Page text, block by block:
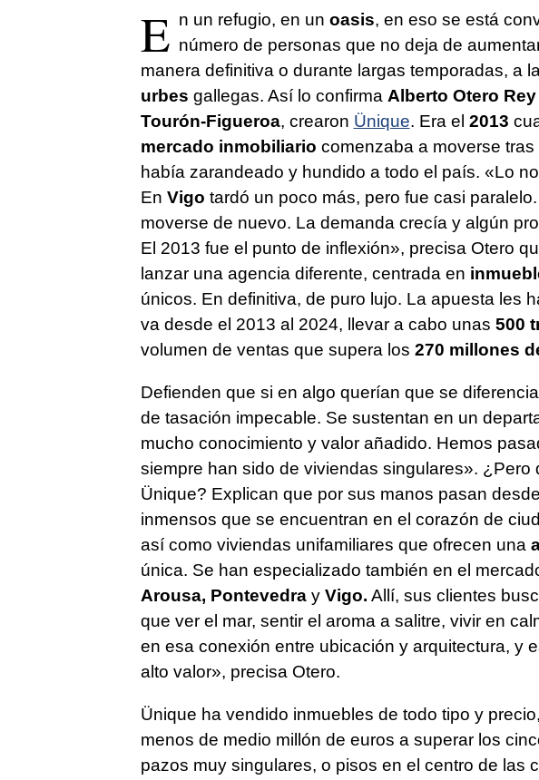
E n un refugio, en un oasis, en eso se está
número de personas que no deja de
manera definitiva o durante largas temporadas, a
urbes gallegas. Así lo confirma Alberto Otero Rey
Tourón-Figueroa, crearon Ünique. Era el 2013
mercado inmobiliario comenzaba a moverse
había zarandeado y hundido a todo el país. «Lo
En Vigo tardó un poco más, pero fue casi
moverse de nuevo. La demanda crecía y algún
El 2013 fue el punto de inflexión», precisa Otero
lanzar una agencia diferente, centrada en
únicos. En definitiva, de puro lujo. La apuesta les
va desde el 2013 al 2024, llevar a cabo unas 500
volumen de ventas que supera los 270 millones
Defienden que si en algo querían que se
de tasación impecable. Se sustentan en un
mucho conocimiento y valor añadido. Hemos
siempre han sido de viviendas singulares». ¿Pero
Ünique? Explican que por sus manos pasan desde
inmensos que se encuentran en el corazón de
así como viviendas unifamiliares que ofrecen una
única. Se han especializado también en el
Arousa, Pontevedray Vigo. Allí, sus clientes
que ver el mar, sentir el aroma a salitre, vivir en
en esa conexión entre ubicación y arquitectura, y
alto valor», precisa Otero.
Ünique ha vendido inmuebles de todo tipo y
menos de medio millón de euros a superar los
pazos muy singulares, o pisos en el centro de las